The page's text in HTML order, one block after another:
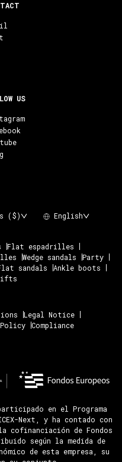
US
($) English
Flat espadrilles
Wedge sandals
Party
sandals
Ankle boots
Legal Notice
Compliance
en el Programa
Next, y ha contado con
cofinanciación de Fondos
según la medida de
de esta empresa, su